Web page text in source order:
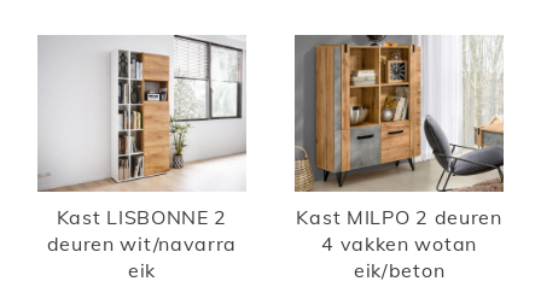
Kast LISBONNE 2
deuren wit/navarra
eik
Kast MILPO 2 deuren
4 vakken wotan
eik/beton